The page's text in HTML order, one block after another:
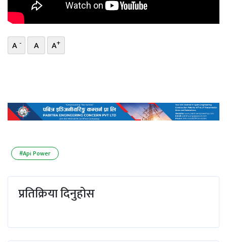
A - A A+
#Api Power
प्रतिक्रिया दिनुहोस